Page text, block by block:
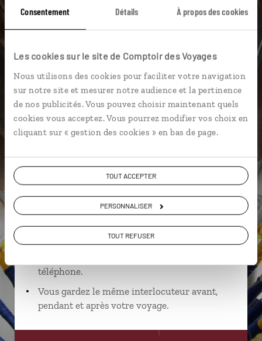
Consentement Détails À propos des cookies
Les cookies sur le site de Comptoir des Voyages
Nous utilisons des cookies pour faciliter votre navigation
sur notre site et mesurer notre audience et la pertinence
de nos publicités. Vous pouvez choisir maintenant quels
cookies vous acceptez. Vous pourrez modifier vos choix en
cliquant sur « gestion des cookies » en bas de page.
TOUT ACCEPTER
PERSONNALISER
TOUT REFUSER
Charlos Cove Circuit côtier des pointes de l’Est
Archipel de Mingan Baleine Bas Saint-Laurent
Canoë kayak Charlevoix
Aurore,
spécialiste Canada
Suivez vos envies et demandez conseils à nos
spécialistes
Ils sauront organiser votre itinéraire au plus
près de vos envies et de la réalité du pays.
Échangez en face à face ou depuis nos studios
téléphone.
Vous gardez le même interlocuteur avant,
pendant et après votre voyage.